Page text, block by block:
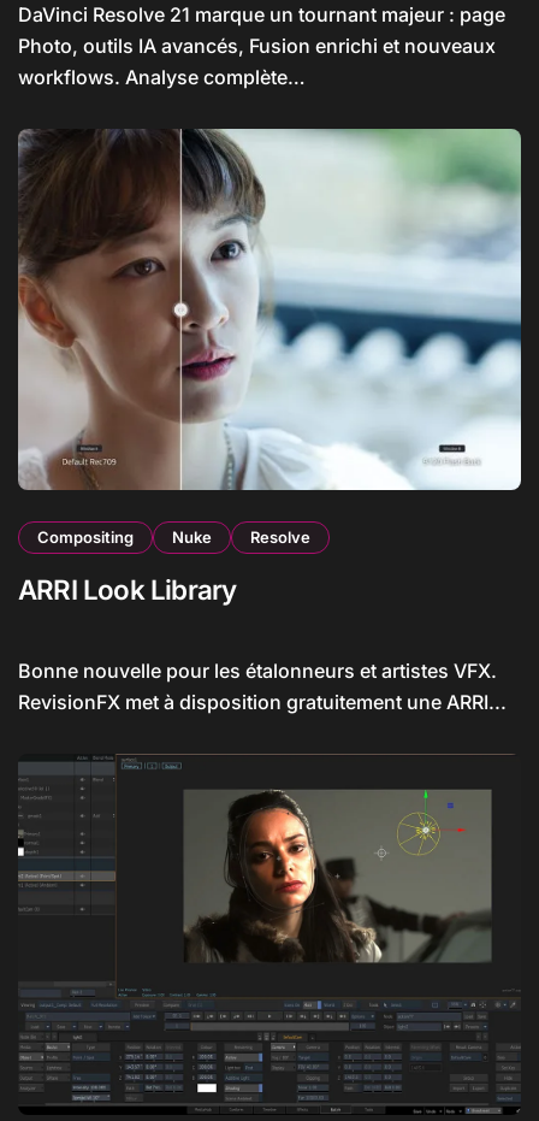
DaVinci Resolve 21 marque un tournant majeur : page
Photo, outils IA avancés, Fusion enrichi et nouveaux
workflows. Analyse complète…
Compositing Nuke Resolve
ARRI Look Library
Bonne nouvelle pour les étalonneurs et artistes VFX.
RevisionFX met à disposition gratuitement une ARRI...